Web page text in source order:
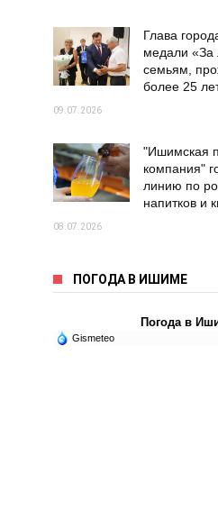
Глава
медали «За
семьям,
более 25
09.07.2026
"Ишимская
компания"
линию по
напитков и
08.07.2026
ПОГОДА В ИШИМЕ
Погода в
Gismeteo